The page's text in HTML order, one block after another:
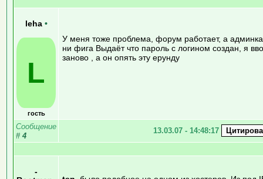
leha •
L
гость
У меня тоже проблема, форум работает, а админка
ни фига Выдаёт что пароль с логином создан, я
заново , а он опять эту ерунду
Сообщение
# 4
13.03.07 - 14:48:17
-